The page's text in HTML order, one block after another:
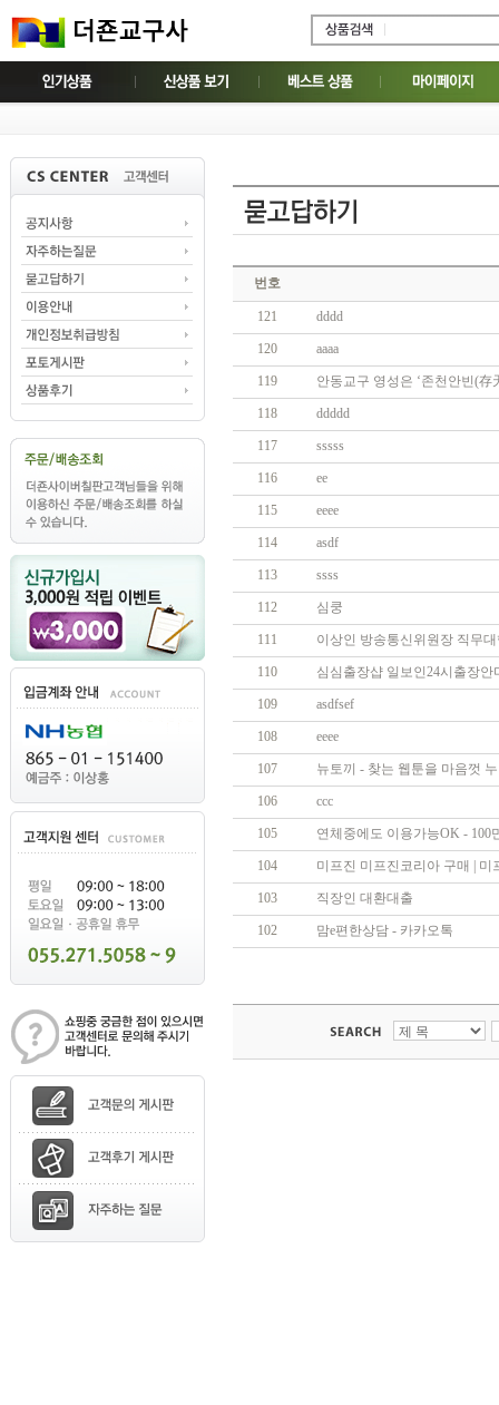
번호
121 dddd
120 aaaa
119 안동교구 영성은 ‘존천안빈(存
118 ddddd
117 sssss
116 ee
115 eeee
114 asdf
113 ssss
112 심쿵
111 이상인 방송통신위원장 직무
110 심심출장샵 일보인24시출장안
109 asdfsef
108 eeee
107 뉴토끼 - 찾는 웹툰을 마음껏
106 ccc
105 연체중에도 이용가능OK - 100
104 미프진 미프진코리아 구매 | 미
103 직장인 대환대출
102 맘e편한상담 - 카카오톡